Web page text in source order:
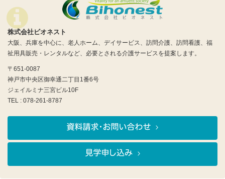
株式会社ビオネスト
大阪、兵庫を中心に、老人ホーム、デイサービス、訪問介護、訪問看護、福
祉用具販売・レンタルなど、必要とされる介護サービスを提案します。
〒651-0087
神戸市中央区御幸通二丁目1番6号
ジェイルミナ三宮ビル10F
TEL : 078-261-8787